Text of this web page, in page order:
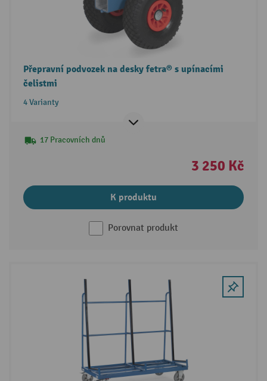
Přepravní podvozek na desky fetra® s upínacími
čelistmi
4 Varianty
17 Pracovních dnů
3 250 Kč
K produktu
Porovnat produkt